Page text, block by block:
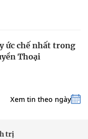
ức chế nhất trong
Thoại
Xem tin theo ngày
trị